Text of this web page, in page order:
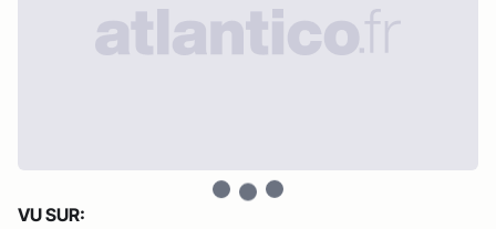
VU SUR: